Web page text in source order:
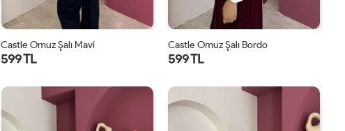
STD
Castle Omuz Şalı Mavi
599 TL
STD
Castle Omuz Şalı Bordo
599 TL